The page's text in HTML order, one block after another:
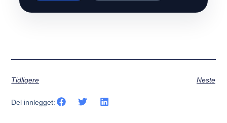
Tidligere Neste
Del innlegget: